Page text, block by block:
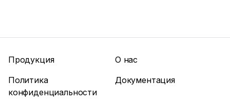
Продукция
О нас
Политика
конфиденциальности
Документация